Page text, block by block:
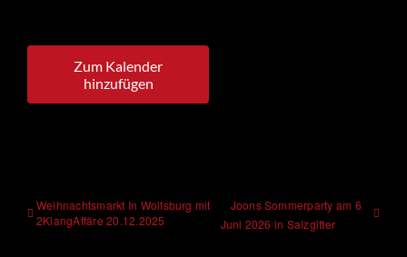
Zum Kalender
hinzufügen
Weihnachtsmarkt In Wolfsburg mit
2KlangAffäre 20.12.2025
Joons Sommerparty am 6
Juni 2026 in Salzgitter